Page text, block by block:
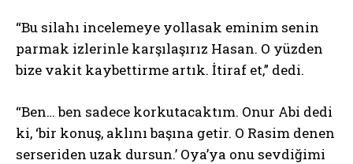
“Bu silahı incelemeye yollasak eminim senin
parmak izlerinle karşılaşırız Hasan. O yüzden
bize vakit kaybettirme artık. İtiraf et,” dedi.
“Ben… ben sadece korkutacaktım. Onur Abi dedi
ki, ‘bir konuş, aklını başına getir. O Rasim denen
serseriden uzak dursun.’ Oya’ya onu sevdiğimi